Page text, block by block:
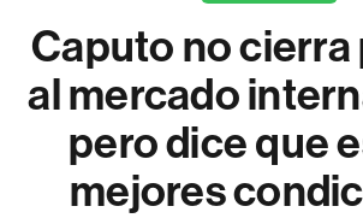
Caputo no
al mercado
pero dice que
mejores